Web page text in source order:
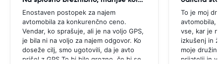
Enostaven postopek za najem
avtomobila za konkurenčno ceno.
Vendar, ko sprašuje, ali je na voljo GPS,
je bila ni na voljo za najem odgovor. Ko
doseže cilj, smo ugotovili, da je avto
prišel z GPS.To bi bilo grozno, če bi se
To je moj
avtomobila,
vse, kar je
izkušenj in
moje
prijatelji in